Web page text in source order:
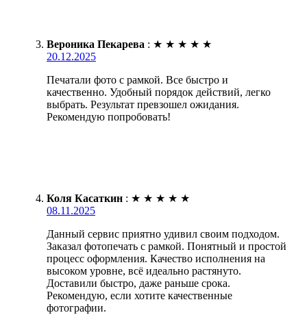
Вероника Пекарева : ★ ★ ★ ★ ★
20.12.2025
Печатали фото с рамкой. Все быстро и
качественно. Удобный порядок действий, легко
выбрать. Результат превзошел ожидания.
Рекомендую попробовать!
Коля Касаткин : ★ ★ ★ ★ ★
08.11.2025
Данный сервис приятно удивил своим подходом.
Заказал фотопечать с рамкой. Понятный и простой
процесс оформления. Качество исполнения на
высоком уровне, всё идеально растянуто.
Доставили быстро, даже раньше срока.
Рекомендую, если хотите качественные
фотографии.